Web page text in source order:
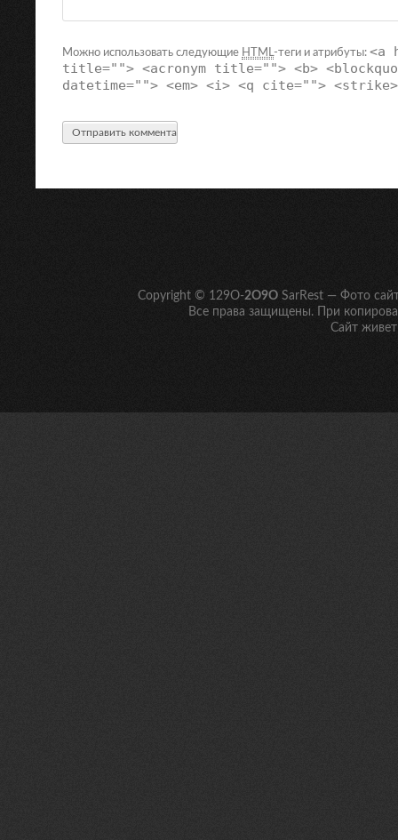
Можно использовать следующие HTML -теги и атрибуты: <a
title=""> <acronym title=""> <b>
datetime=""> <em> <i> <q cite="">
Copyright © 129O-2O9O SarRest — Фото
Все права защищены. При
Сайт живет